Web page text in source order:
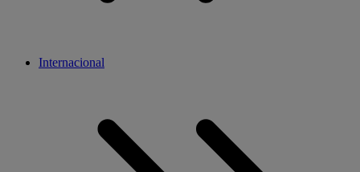
Internacional